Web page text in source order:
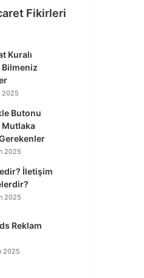
Fikirleri
Kuralı
Bilmeniz
2025
Butonu
Mutlaka
2025
İletişim
2025
Reklam
2025